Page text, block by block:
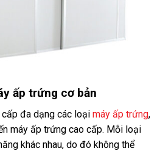
ấp trứng cơ bản
cấp đa dạng các loại máy ấp trứng,
máy ấp trứng cao cấp. Mỗi loại
khác nhau, do đó không thể